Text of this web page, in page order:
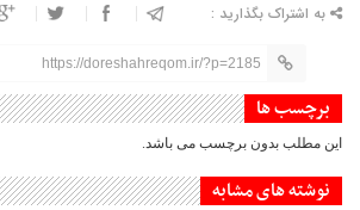
به اشتراک بگذارید :
https://doreshahreqom.ir/?p=2185
برچسب ها
این مطلب بدون برچسب می باشد.
نوشته های مشابه